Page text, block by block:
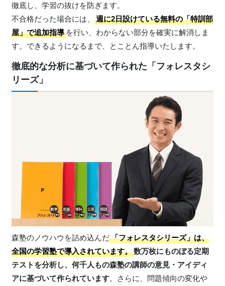
徹底し、学習の抜けを防ぎます。
不合格だった場合には、
週に2日設けている無料の「特訓部
屋」で追加指導を行い、わからない部分を確実に解消しま
す。できるようになるまで、とことん指導いたします。
徹底的な分析に基づいて作られた「フォレスタシ
リーズ」
森塾のノウハウを詰め込んだ「フォレスタシリーズ」は、
全国の学習塾で導入されています。数万枚にものぼる定期
テストを分析し、何千人もの森塾の講師の意見・アイディ
アに基づいて作られています。さらに、問題傾向の変化や